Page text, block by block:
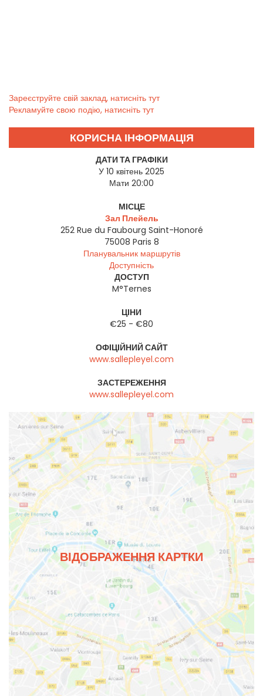
Зареєструйте свій заклад, натисніть тут
Рекламуйте свою подію, натисніть тут
КОРИСНА ІНФОРМАЦІЯ
ДАТИ ТА ГРАФІКИ
У 10 квітень 2025
Мати 20:00
МІСЦЕ
Зал Плейель
252 Rue du Faubourg Saint-Honoré
75008 Paris 8
Планувальник маршрутів
Доступність
ДОСТУП
M°Ternes
ЦІНИ
€25 - €80
ОФІЦІЙНИЙ САЙТ
www.sallepleyel.com
ЗАСТЕРЕЖЕННЯ
www.sallepleyel.com
ВІДОБРАЖЕННЯ КАРТКИ